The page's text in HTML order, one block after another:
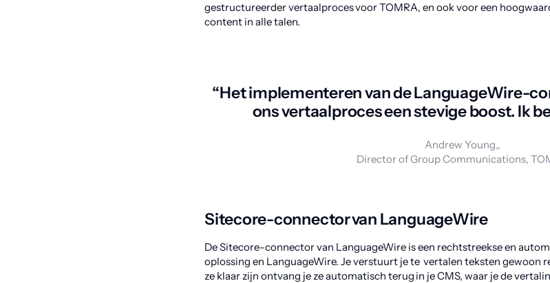
gestructureerder vertaalproces voor TOMRA, en ook voor een
content in alle talen.
“Het implementeren van de LanguageWire-
ons vertaalproces een stevige boost. Ik
Andrew Young,,
Director of Group Communications,
Sitecore-connector van LanguageWire
De Sitecore-connector van LanguageWire is een rechtstreekse en
oplossing en LanguageWire. Je verstuurt je te vertalen teksten gewoon
ze klaar zijn ontvang je ze automatisch terug in je CMS, waar je de